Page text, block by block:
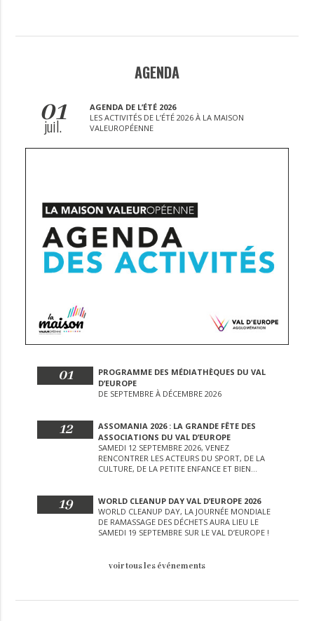
AGENDA
01
juil.
AGENDA DE L’ÉTÉ 2026
LES ACTIVITÉS DE L’ÉTÉ 2026 À LA MAISON
VALEUROPÉENNE
01
PROGRAMME DES MÉDIATHÈQUES DU VAL
D’EUROPE
DE SEPTEMBRE À DÉCEMBRE 2026
12
ASSOMANIA 2026 : LA GRANDE FÊTE DES
ASSOCIATIONS DU VAL D’EUROPE
SAMEDI 12 SEPTEMBRE 2026, VENEZ
RENCONTRER LES ACTEURS DU SPORT, DE LA
CULTURE, DE LA PETITE ENFANCE ET BIEN
19
WORLD CLEANUP DAY VAL D’EUROPE 2026
WORLD CLEANUP DAY, LA JOURNÉE MONDIALE
DE RAMASSAGE DES DÉCHETS AURA LIEU LE
SAMEDI 19 SEPTEMBRE SUR LE VAL D’EUROPE !
voir tous les événements